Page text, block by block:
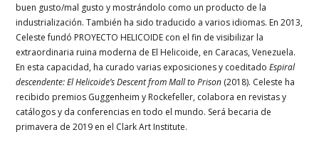
buen gusto/mal gusto y mostrándolo como un producto de la
industrialización. También ha sido traducido a varios idiomas. En 2013,
Celeste fundó PROYECTO HELICOIDE con el fin de visibilizar la
extraordinaria ruina moderna de El Helicoide, en Caracas, Venezuela.
En esta capacidad, ha curado varias exposiciones y coeditadoEspiral
descendente: El Helicoide’s Descent from Mall to Prison (2018). Celeste ha
recibido premios Guggenheim y Rockefeller, colabora en revistas y
catálogos y da conferencias en todo el mundo. Será becaria de
primavera de 2019 en el Clark Art Institute.